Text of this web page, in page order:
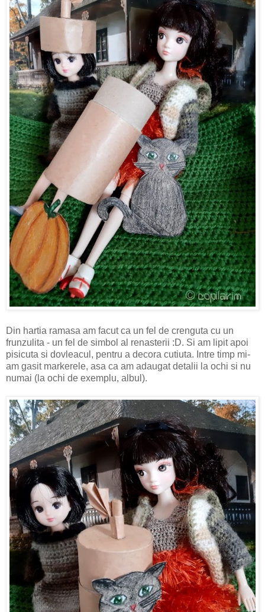
Din hartia ramasa am facut ca un fel de crenguta cu un
frunzulita - un fel de simbol al renasterii :D. Si am lipit apoi
pisicuta si dovleacul, pentru a decora cutiuta. Intre timp mi-
am gasit markerele, asa ca am adaugat detalii la ochi si nu
numai (la ochi de exemplu, albul).